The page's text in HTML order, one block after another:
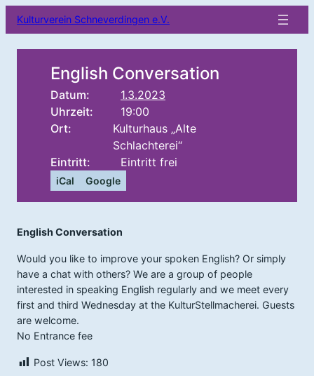
Kulturverein Schneverdingen e.V.
English Conversation
Datum:
1.3.2023
Uhrzeit:
19:00
Ort:
Kulturhaus „Alte
Schlachterei“
Eintritt:
Eintritt frei
iCal Google
English Conversation
Would you like to improve your spoken English? Or simply
have a chat with others? We are a group of people
interested in speaking English regularly and we meet every
first and third Wednesday at the KulturStellmacherei. Guests
are welcome.
No Entrance fee
Post Views: 180